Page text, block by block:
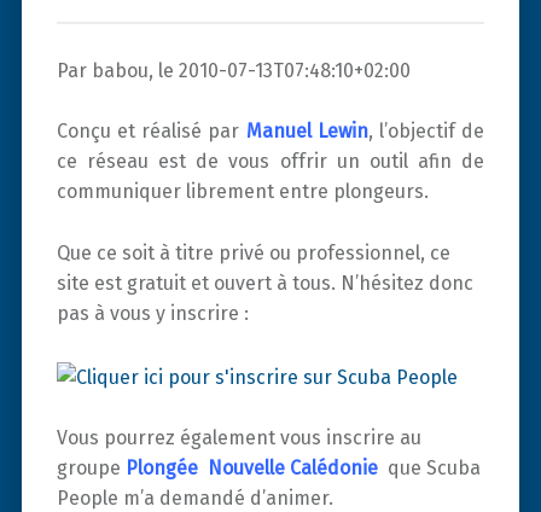
Par babou, le 2010-07-13T07:48:10+02:00
Conçu et réalisé par Manuel Lewin, l’objectif de
ce réseau est de vous offrir un outil afin de
communiquer librement entre plongeurs.
Que ce soit à titre privé ou professionnel, ce
site est gratuit et ouvert à tous. N’hésitez donc
pas à vous y inscrire :
Vous pourrez également vous inscrire au
groupe Plongée Nouvelle Calédonie que Scuba
People m’a demandé d’animer.